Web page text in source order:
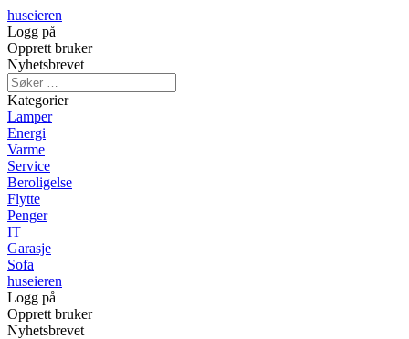
huseieren
Logg på
Opprett bruker
Nyhetsbrevet
Kategorier
Lamper
Energi
Varme
Service
Beroligelse
Flytte
Penger
IT
Garasje
Sofa
huseieren
Logg på
Opprett bruker
Nyhetsbrevet